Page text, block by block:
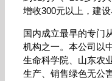
增收300元以上，建设
国内成立最早的专门
机构之一。本公司以
生命科学院、山东农
生产、销售绿色无公